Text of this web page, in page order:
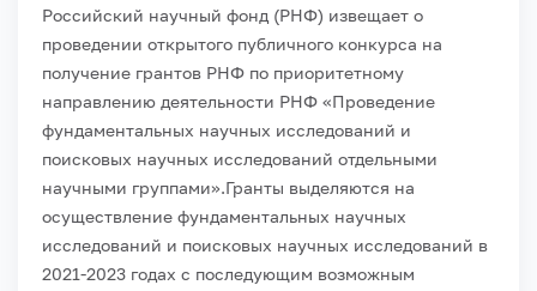
Российский научный фонд (РНФ) извещает о
проведении открытого публичного конкурса на
получение грантов РНФ по приоритетному
направлению деятельности РНФ «Проведение
фундаментальных научных исследований и
поисковых научных исследований отдельными
научными группами».Гранты выделяются на
осуществление фундаментальных научных
исследований и поисковых научных исследований в
2021-2023 годах с последующим возможным